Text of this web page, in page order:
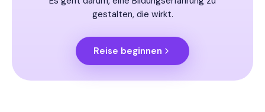
gestalten, die wirkt.
Reise beginnen